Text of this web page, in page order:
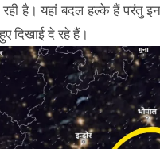
है। यहां बदल हल्के हैं
दिखाई दे रहे हैं।